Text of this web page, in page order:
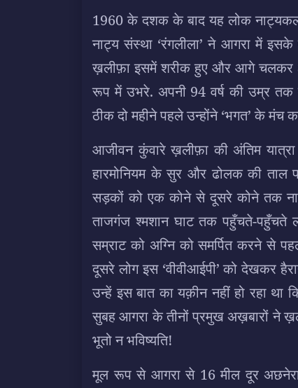
1960 के दशक के बाद यह लोक
नाट्य संस्था ‘रंगलीला’ ने आगरा में
ख़लीफ़ा इसमें शरीक हुए और आगे चलकर
रूप में उभरे. अपनी 94 वर्ष की उम्र तक
ठीक दो महीने पहले उन्होंने ‘भगत’ के मंच
आजीवन कुंवारे ख़लीफ़ा की अंतिम
हारमोनियम के सुर और ढोलक की ताल
सड़कों को एक कोने से दूसरे कोने तक
ताजगंज श्मशान घाट तक पहुँचते-
सम्राट को अग्नि को समर्पित करने से
दूसरे लोग इस ‘वीवीआईपी’ को देखकर
उन्हें इस बात का यक़ीन नहीं हो रहा
सुबह आगरा के तीनों प्रमुख अख़बारों ने
भूतो न भविष्यति!
मूल रूप से आगरा से 16 मील दूर